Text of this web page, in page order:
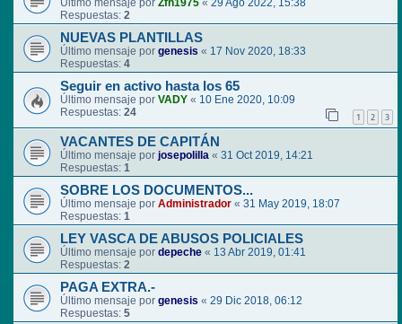
Último mensaje por Zfh1975 « 29 Ago 2022, 15:38
Respuestas: 2
NUEVAS PLANTILLAS
Último mensaje por genesis « 17 Nov 2020, 18:33
Respuestas: 4
Seguir en activo hasta los 65
Último mensaje por VADY « 10 Ene 2020, 10:09
Respuestas: 24 1 2 3
VACANTES DE CAPITÁN
Último mensaje por josepolilla « 31 Oct 2019, 14:21
Respuestas: 1
SOBRE LOS DOCUMENTOS...
Último mensaje por Administrador « 31 May 2019, 18:07
Respuestas: 1
LEY VASCA DE ABUSOS POLICIALES
Último mensaje por depeche « 13 Abr 2019, 01:41
Respuestas: 2
PAGA EXTRA.-
Último mensaje por genesis « 29 Dic 2018, 06:12
Respuestas: 5